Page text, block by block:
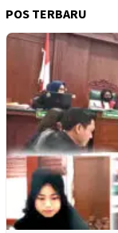
POS TERBARU